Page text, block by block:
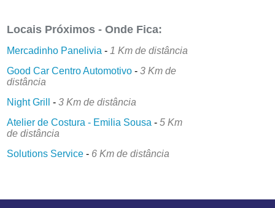
Locais Próximos - Onde Fica:
Mercadinho Panelivia - 1 Km de distância
Good Car Centro Automotivo -3 Km de
distância
Night Grill
-3 Km de distância
Atelier de Costura - Emilia Sousa -5 Km
de distância
Solutions Service - 6 Km de distância